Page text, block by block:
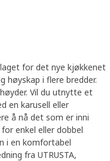
for det nye kjøkkenet
høyskap i flere bredder.
Vil du utnytte et
en karusell eller
å nå det som er inni
enkel eller dobbel
i en komfortabel
fra UTRUSTA,